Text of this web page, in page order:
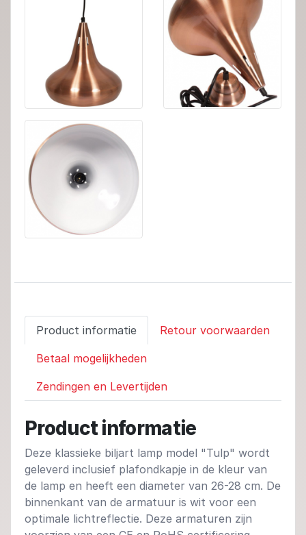
Product informatie Retour voorwaarden
Betaal mogelijkheden
Zendingen en Levertijden
Product informatie
Deze klassieke biljart lamp model "Tulp" wordt
geleverd inclusief plafondkapje in de kleur van
de lamp en heeft een diameter van 26-28 cm. De
binnenkant van de armatuur is wit voor een
optimale lichtreflectie. Deze armaturen zijn